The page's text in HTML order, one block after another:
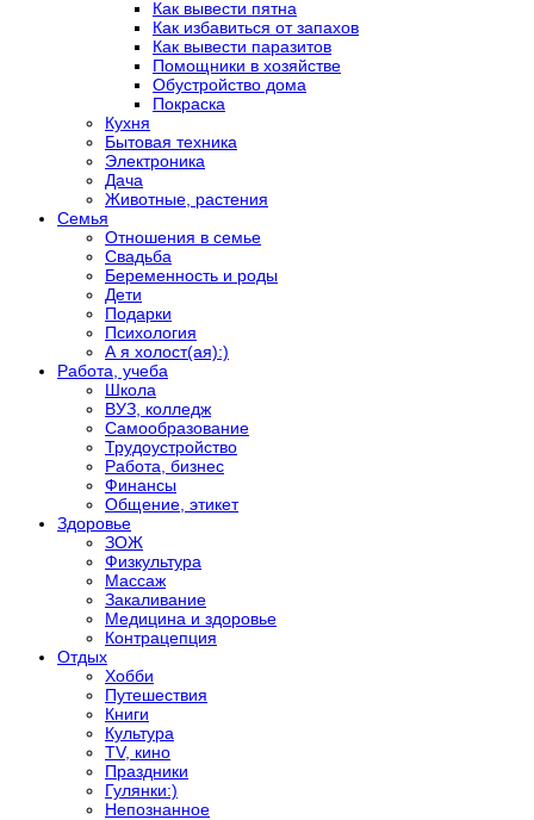
Как вывести пятна
Как избавиться от запахов
Как вывести паразитов
Помощники в хозяйстве
Обустройство дома
Покраска
Кухня
Бытовая техника
Электроника
Дача
Животные, растения
Семья
Отношения в семье
Свадьба
Беременность и роды
Дети
Подарки
Психология
А я холост(ая):)
Работа, учеба
Школа
ВУЗ, колледж
Самообразование
Трудоустройство
Работа, бизнес
Финансы
Общение, этикет
Здоровье
ЗОЖ
Физкультура
Массаж
Закаливание
Медицина и здоровье
Контрацепция
Отдых
Хобби
Путешествия
Книги
Культура
TV, кино
Праздники
Гулянки:)
Непознанное